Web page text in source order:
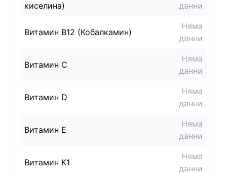
киселина)
данни
Витамин B12 (Кобалкамин)
Няма
данни
Витамин C
Няма
данни
Витамин D
Няма
данни
Витамин E
Няма
данни
Витамин K1
Няма
данни